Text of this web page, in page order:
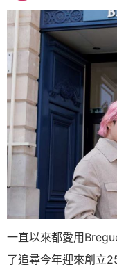
一直以來都愛用
了追尋今年迎來創立